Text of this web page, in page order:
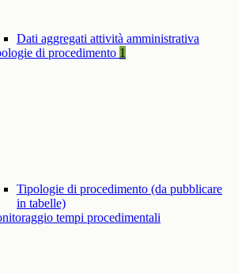
Dati aggregati attività amministrativa
di procedimento 1
Tipologie di procedimento (da pubblicare
in tabelle)
tempi procedimentali